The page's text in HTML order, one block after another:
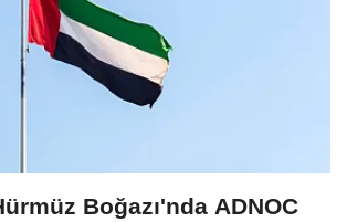
Boğazı'nda ADNOC